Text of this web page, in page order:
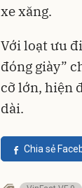
xe xăng.
Với loạt ưu
đóng giày”
cỡ lớn, hiện
dài.
Chia sẻ